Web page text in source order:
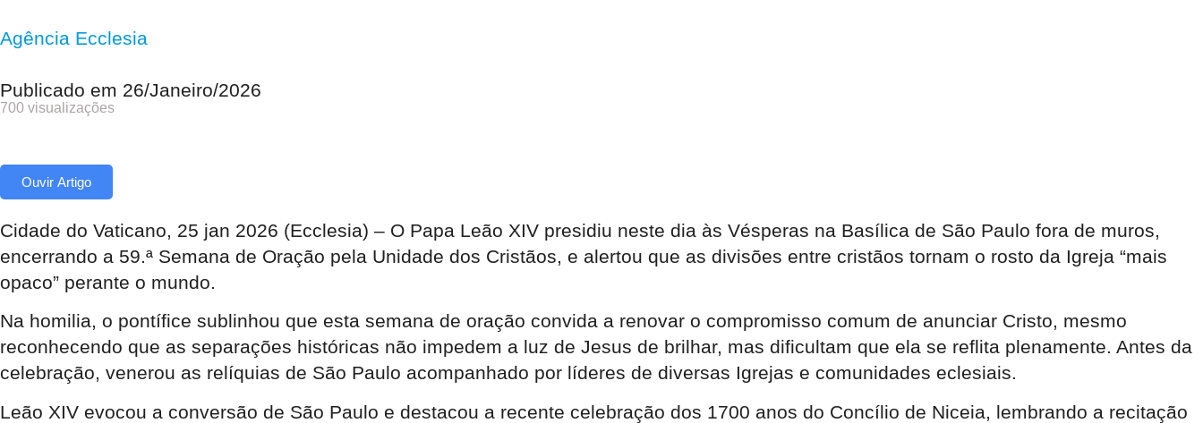
Agência Ecclesia
Publicado em 26/Janeiro/2026
700 visualizações
Ouvir Artigo
Cidade do Vaticano, 25 jan 2026 (Ecclesia) – O Papa Leão XIV presidiu neste dia às Vésperas na Basílica de São Paulo fora de muros,
encerrando a 59.ª Semana de Oração pela Unidade dos Cristãos, e alertou que as divisões entre cristãos tornam o rosto da Igreja “mais
opaco” perante o mundo.
Na homilia, o pontífice sublinhou que esta semana de oração convida a renovar o compromisso comum de anunciar Cristo, mesmo
reconhecendo que as separações históricas não impedem a luz de Jesus de brilhar, mas dificultam que ela se reflita plenamente. Antes da
celebração, venerou as relíquias de São Paulo acompanhado por líderes de diversas Igrejas e comunidades eclesiais.
Leão XIV evocou a conversão de São Paulo e destacou a recente celebração dos 1700 anos do Concílio de Niceia, lembrando a recitação